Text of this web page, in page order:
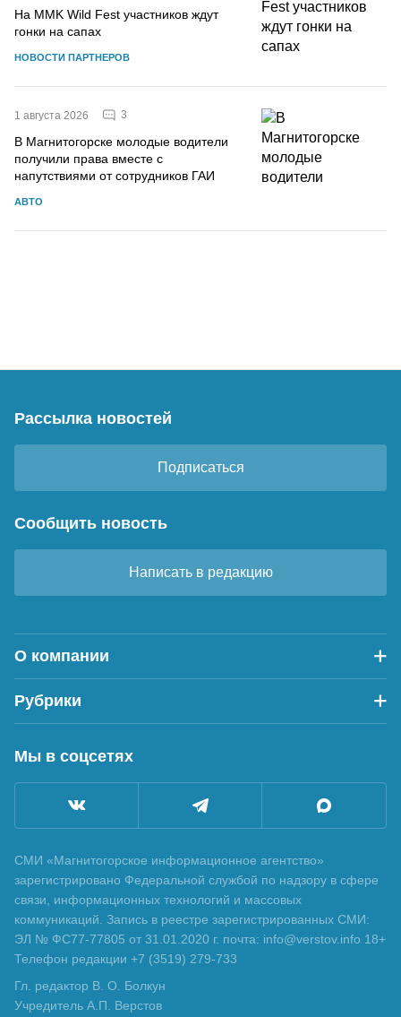
На MMK Wild Fest участников ждут
гонки на сапах
НОВОСТИ ПАРТНЕРОВ
1 августа 2026 3
В Магнитогорске молодые водители
получили права вместе с
напутствиями от сотрудников ГАИ
АВТО
Рассылка новостей
Подписаться
Сообщить новость
Написать в редакцию
О компании
Рубрики
Мы в соцсетях
СМИ «Магнитогорское информационное агентство»
зарегистрировано Федеральной службой по надзору в сфере
связи, информационных технологий и массовых
коммуникаций. Запись в реестре зарегистрированных СМИ:
ЭЛ № ФС77-77805 от 31.01.2020 г. почта: info@verstov.info 18+
Телефон редакции +7 (3519) 279-733
Гл. редактор В. О. Болкун
Учредитель А.П. Верстов